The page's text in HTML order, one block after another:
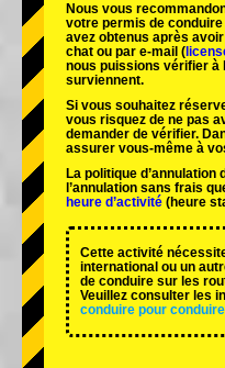
Nous vous
votre permis de
avez obtenus après
chat ou par e-mail (
nous puissions vérifier à
surviennent.
Si vous souhaitez
vous risquez de ne pas
demander de vérifier.
assurer vous-même à
La politique d’annulation
l’annulation sans frais
heure d’activité (heure
Cette activité
international ou un
de conduire sur les
Veuillez consulter les
conduire pour